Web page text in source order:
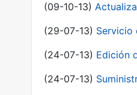
(09-10-13)
(29-07-13) Servicio
(24-07-13) Edición
(24-07-13)